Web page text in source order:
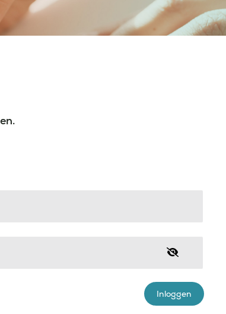
Inloggen